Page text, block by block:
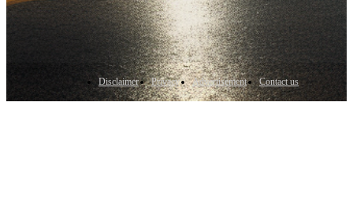
Disclaimer Privacy Advertisement Contact us